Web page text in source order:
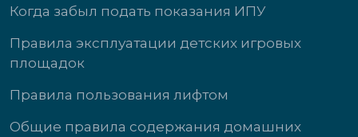
Когда забыл подать показания ИПУ
Правила эксплуатации детских игровых
площадок
Правила пользования лифтом
Общие правила содержания домашних